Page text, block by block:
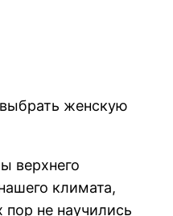
женскую
верхнего
климата,
не научились